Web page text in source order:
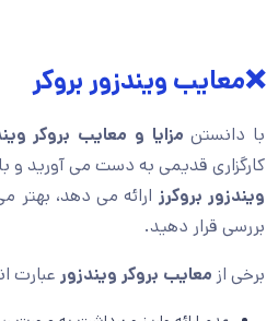
❌معایب ویندزور بروکر
با دانستن مزایا و معایب بروکر
کارگزاری قدیمی به دست می آورید
ویندزور بروکرز ارائه می دهد، بهتر
بررسی قرار دهید.
برخی از معایب بروکر ویندزور عبارت